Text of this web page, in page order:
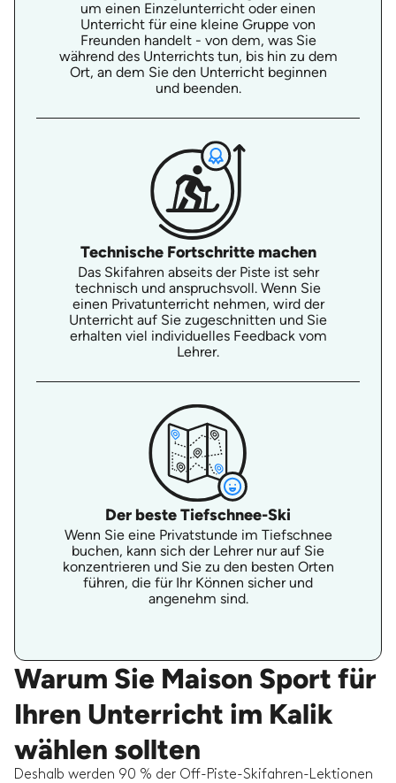
um einen Einzelunterricht oder einen
Unterricht für eine kleine Gruppe von
Freunden handelt - von dem, was Sie
während des Unterrichts tun, bis hin zu dem
Ort, an dem Sie den Unterricht beginnen
und beenden.
Technische Fortschritte machen
Das Skifahren abseits der Piste ist sehr
technisch und anspruchsvoll. Wenn Sie
einen Privatunterricht nehmen, wird der
Unterricht auf Sie zugeschnitten und Sie
erhalten viel individuelles Feedback vom
Lehrer.
Der beste Tiefschnee-Ski
Wenn Sie eine Privatstunde im Tiefschnee
buchen, kann sich der Lehrer nur auf Sie
konzentrieren und Sie zu den besten Orten
führen, die für Ihr Können sicher und
angenehm sind.
Warum Sie Maison Sport für
Ihren Unterricht im Kalik
wählen sollten
Deshalb werden 90 % der Off-Piste-Skifahren-Lektionen